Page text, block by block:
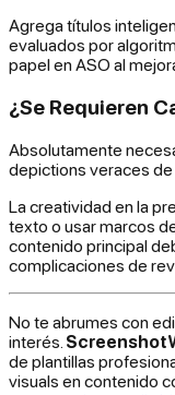
Agrega títulos
evaluados por
papel en ASO al
¿Se Requieren
Absolutamente
depictions veraces
La creatividad en la
texto o usar marcos
contenido principal
complicaciones de
No te abrumes con
interés.
de plantillas
visuals en contenido